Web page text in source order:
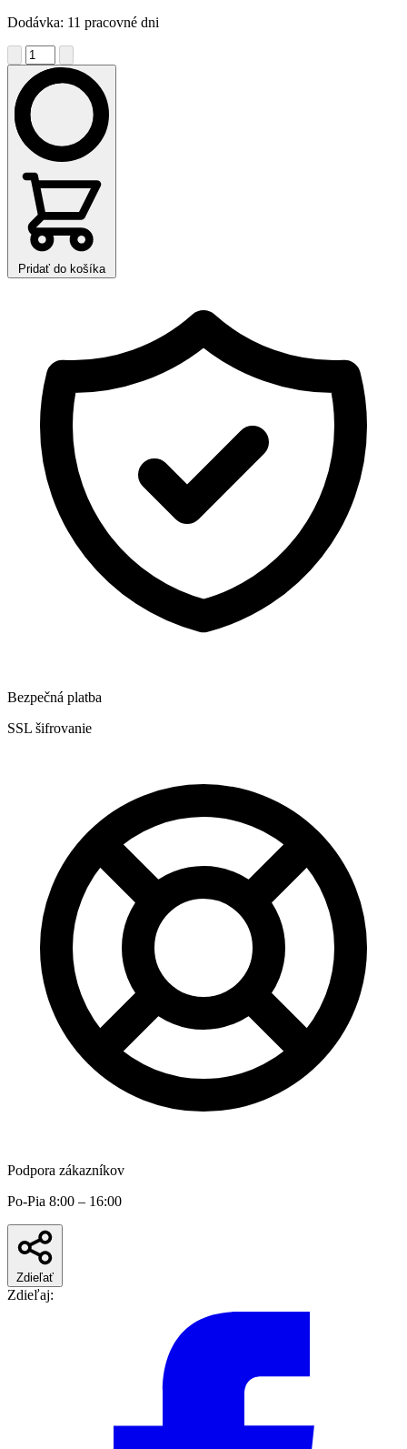
Dodávka: 11 pracovné dni
Pridať do košíka
Bezpečná platba
SSL šifrovanie
Podpora zákazníkov
Po-Pia 8:00 – 16:00
Zdieľať
Zdieľaj: